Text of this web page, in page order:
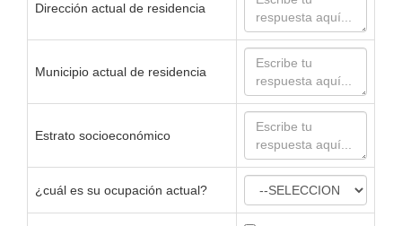
Dirección actual de residencia
Municipio actual de residencia
Estrato socioeconómico
¿cuál es su ocupación actual?